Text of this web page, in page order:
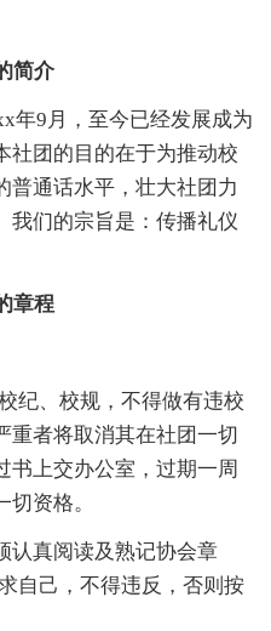
简介
9月，至今已经发展成为
社团的目的在于为推动校
普通话水平，壮大社团力
我们的宗旨是：传播礼仪
章程
、校规，不得做有违校
重者将取消其在社团一切
书上交办公室，过期一周
资格。
真阅读及熟记协会章
自己，不得违反，否则按